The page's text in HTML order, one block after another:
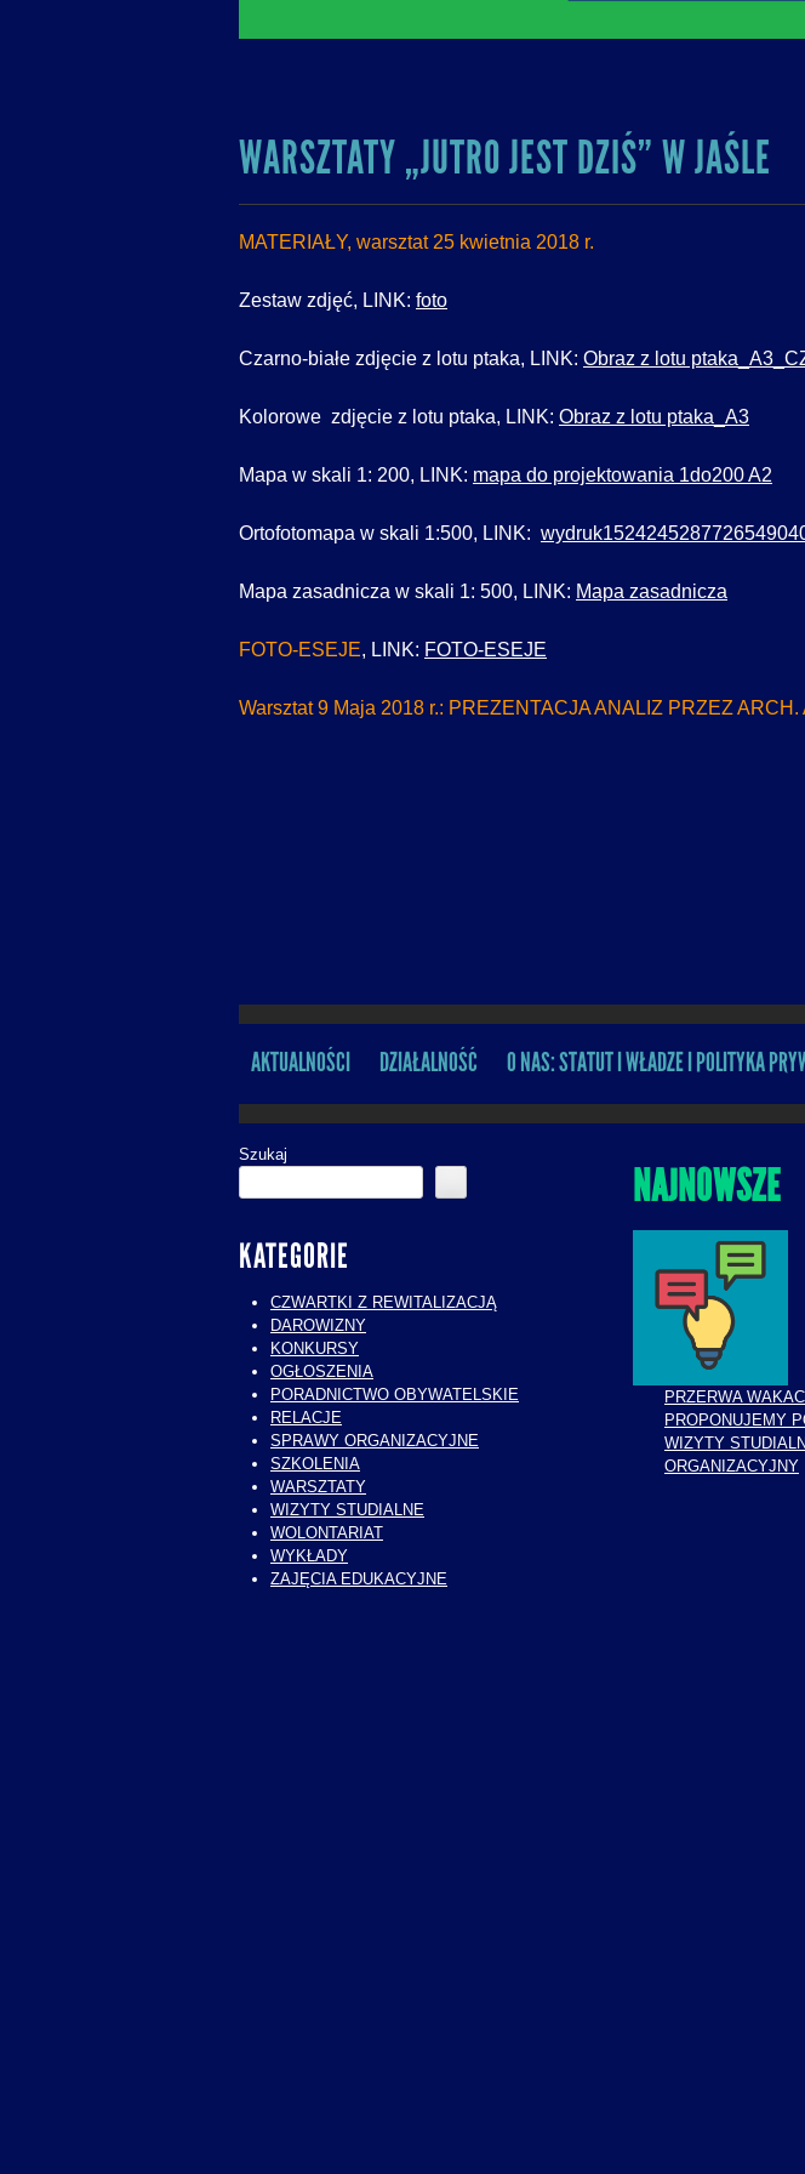
WARSZTATY „JUTRO JEST DZIŚ” W JAŚLE
MATERIAŁY, warsztat 25 kwietnia 2018 r.
Zestaw zdjęć, LINK: foto
Czarno-białe zdjęcie z lotu ptaka, LINK: Obraz z lotu
Kolorowe zdjęcie z lotu ptaka, LINK: Obraz z lotu ptaka_A3
Mapa w skali 1: 200, LINK: mapa do projektowania 1do200 A2
Ortofotomapa w skali 1:500, LINK:
Mapa zasadnicza w skali 1: 500, LINK: Mapa zasadnicza
FOTO-ESEJE, LINK: FOTO-ESEJE
Warsztat 9 Maja 2018 r.: PREZENTACJA ANALIZ PRZEZ
MENU
AKTUALNOŚCI DZIAŁALNOŚĆ O NAS: STATUT I WŁADZE I POLITYKA
Szukaj
NAJNOWSZE
PRZERWA
PROPONUJEMY
WIZYTY
ORGANIZACYJNY
KATEGORIE
CZWARTKI Z REWITALIZACJĄ
DAROWIZNY
KONKURSY
OGŁOSZENIA
PORADNICTWO OBYWATELSKIE
RELACJE
SPRAWY ORGANIZACYJNE
SZKOLENIA
WARSZTATY
WIZYTY STUDIALNE
WOLONTARIAT
WYKŁADY
ZAJĘCIA EDUKACYJNE